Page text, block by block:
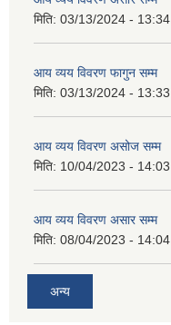
मिति: 03/13/2024 - 13:34
आय व्यय विवरण फागुन सम्म
मिति: 03/13/2024 - 13:33
आय व्यय विवरण असोज सम्म
मिति: 10/04/2023 - 14:03
आय व्यय विवरण असार सम्म
मिति: 08/04/2023 - 14:04
अन्य